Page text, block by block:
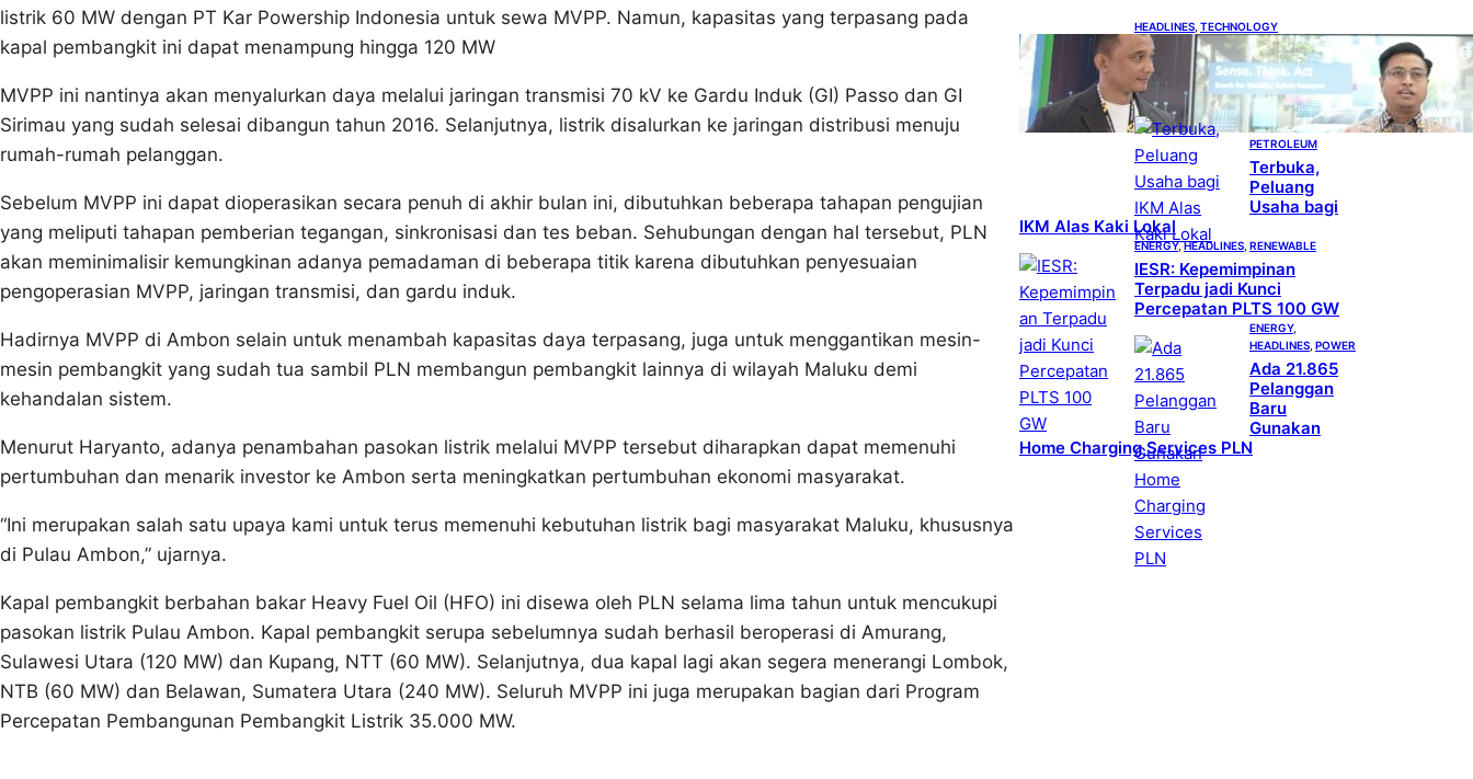
listrik 60 MW dengan PT Kar Powership Indonesia untuk sewa MVPP. Namun, kapasitas yang terpasang pada
kapal pembangkit ini dapat menampung hingga 120 MW
MVPP ini nantinya akan menyalurkan daya melalui jaringan transmisi 70 kV ke Gardu Induk (GI) Passo dan GI
Sirimau yang sudah selesai dibangun tahun 2016. Selanjutnya, listrik disalurkan ke jaringan distribusi menuju
rumah-rumah pelanggan.
Sebelum MVPP ini dapat dioperasikan secara penuh di akhir bulan ini, dibutuhkan beberapa tahapan pengujian
yang meliputi tahapan pemberian tegangan, sinkronisasi dan tes beban. Sehubungan dengan hal tersebut, PLN
akan meminimalisir kemungkinan adanya pemadaman di beberapa titik karena dibutuhkan penyesuaian
pengoperasian MVPP, jaringan transmisi, dan gardu induk.
Hadirnya MVPP di Ambon selain untuk menambah kapasitas daya terpasang, juga untuk menggantikan mesin-
mesin pembangkit yang sudah tua sambil PLN membangun pembangkit lainnya di wilayah Maluku demi
kehandalan sistem.
Menurut Haryanto, adanya penambahan pasokan listrik melalui MVPP tersebut diharapkan dapat memenuhi
pertumbuhan dan menarik investor ke Ambon serta meningkatkan pertumbuhan ekonomi masyarakat.
“Ini merupakan salah satu upaya kami untuk terus memenuhi kebutuhan listrik bagi masyarakat Maluku, khususnya
di Pulau Ambon,” ujarnya.
Kapal pembangkit berbahan bakar Heavy Fuel Oil (HFO) ini disewa oleh PLN selama lima tahun untuk mencukupi
pasokan listrik Pulau Ambon. Kapal pembangkit serupa sebelumnya sudah berhasil beroperasi di Amurang,
Sulawesi Utara (120 MW) dan Kupang, NTT (60 MW). Selanjutnya, dua kapal lagi akan segera menerangi Lombok,
NTB (60 MW) dan Belawan, Sumatera Utara (240 MW). Seluruh MVPP ini juga merupakan bagian dari Program
Percepatan Pembangunan Pembangkit Listrik 35.000 MW.
HEADLINES TECHNOLOGY
Teknologi Keselamatan,
Penentu Baru Persaingan
Industri Otomotif
DOWNSTREAM
HEADLINES ,
PETROLEUM
Terbuka,
Peluang
Usaha bagi
IKM Alas Kaki Lokal
ENERGY, HEADLINES RENEWABLE
IESR: Kepemimpinan
Terpadu jadi Kunci
Percepatan PLTS 100 GW
ENERGY
HEADLINES POWER
Ada 21.865
Pelanggan
Baru
Gunakan
Home Charging Services PLN